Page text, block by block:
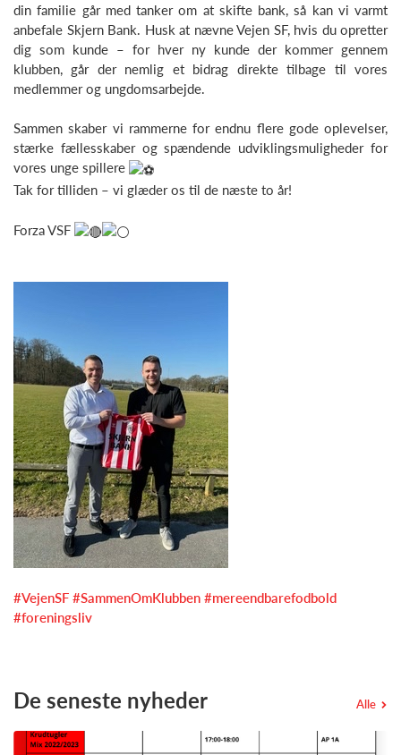
din familie går med tanker om at skifte bank, så kan vi varmt
anbefale Skjern Bank. Husk at nævne Vejen SF, hvis du opretter
dig som kunde – for hver ny kunde der kommer gennem
klubben, går der nemlig et bidrag direkte tilbage til vores
medlemmer og ungdomsarbejde.
Sammen skaber vi rammerne for endnu flere gode oplevelser,
stærke fællesskaber og spændende udviklingsmuligheder for
vores unge spillere
Tak for tilliden – vi glæder os til de næste to år!
Forza VSF
#VejenSF #SammenOmKlubben #mereendbarefodbold
#foreningsliv
De seneste nyheder Alle